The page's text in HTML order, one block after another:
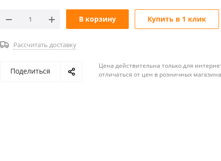
В корзину Купить в 1 клик
Рассчитать доставку
Поделиться
Цена действительна только для
отличаться от цен в розничных